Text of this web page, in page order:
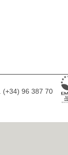
(+34) 96 387 70